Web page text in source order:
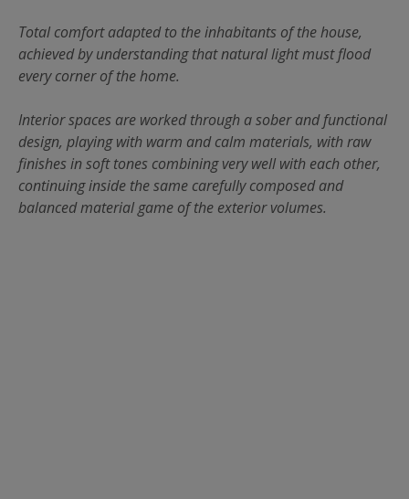
Total comfort adapted to the inhabitants of the house,
achieved by understanding that natural light must flood
every corner of the home.
Interior spaces are worked through a sober and functional
design, playing with warm and calm materials, with raw
finishes in soft tones combining very well with each other,
continuing inside the same carefully composed and
balanced material game of the exterior volumes.